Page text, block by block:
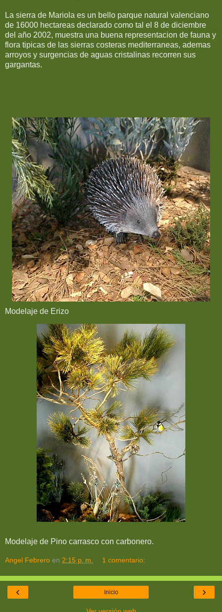
La sierra de Mariola es un bello parque natural valenciano
de 16000 hectareas declarado como tal el 8 de diciembre
del año 2002, muestra una buena representacion de fauna y
flora tipicas de las sierras costeras mediterraneas, ademas
arroyos y surgencias de aguas cristalinas recorren sus
gargantas.
Modelaje de Erizo
Modelaje de Pino carrasco con carbonero.
Angel Febrero en 2:15 p. m. 1 comentario:
‹ ›
Inicio